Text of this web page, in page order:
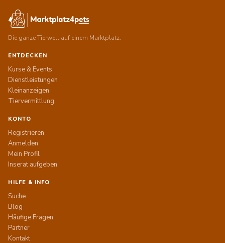
Die ganze Tierwelt auf einem Marktplatz.
ENTDECKEN
Kurse & Events
Dienstleistungen
Kleinanzeigen
Tiervermittlung
KONTO
Registrieren
Anmelden
Mein Profil
Inserat aufgeben
HILFE & INFO
Suche
Blog
Häufige Fragen
Partner
Kontakt